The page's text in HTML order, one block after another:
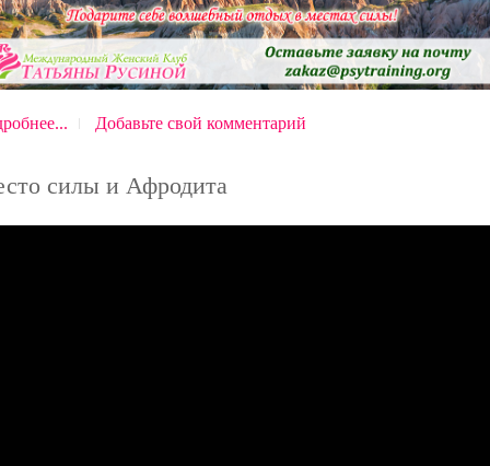
Добавьте свой комментарий
силы и Афродита